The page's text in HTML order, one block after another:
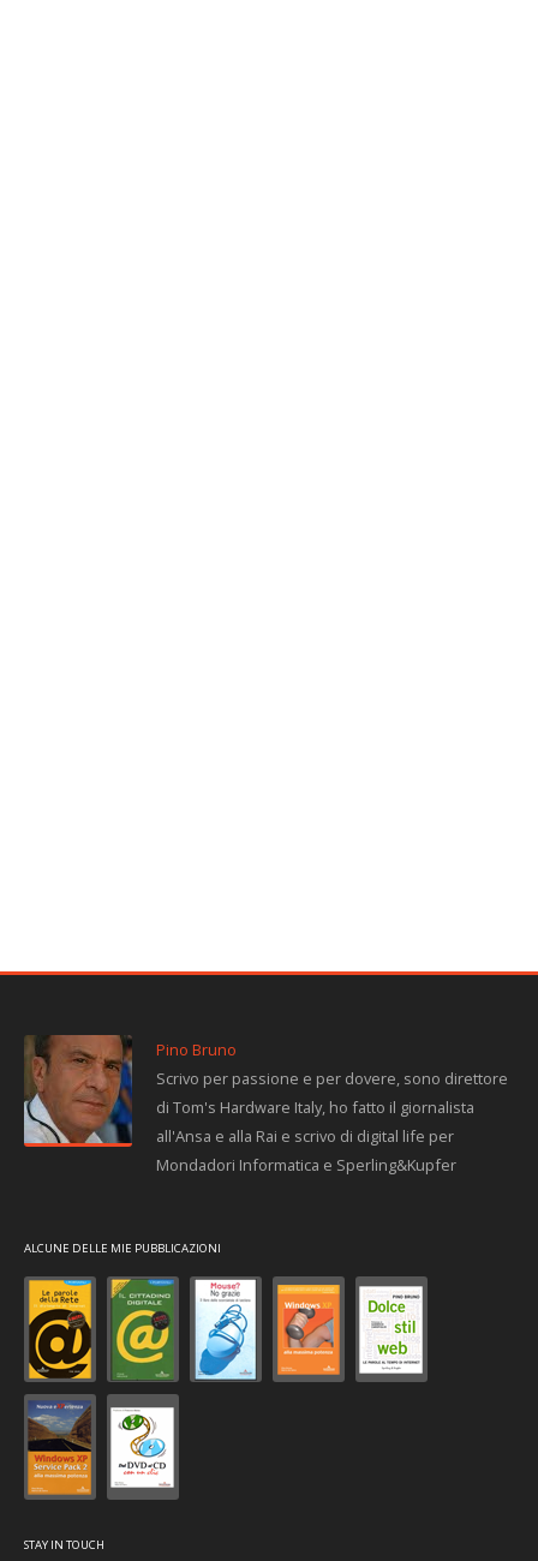
Pino Bruno
Scrivo per passione e per dovere, sono direttore
di Tom's Hardware Italy, ho fatto il giornalista
all'Ansa e alla Rai e scrivo di digital life per
Mondadori Informatica e Sperling&Kupfer
ALCUNE DELLE MIE PUBBLICAZIONI
STAY IN TOUCH